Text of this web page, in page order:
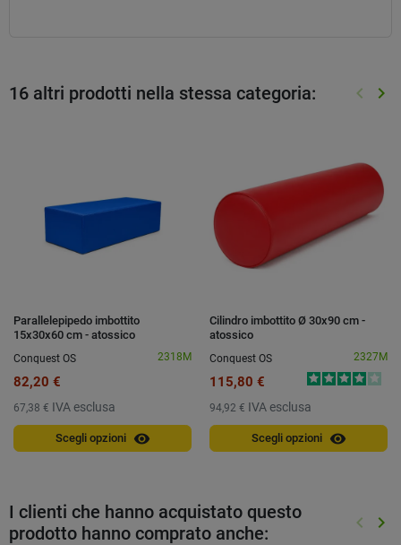
16 altri prodotti nella stessa categoria: keyboard_arrow_left keyboard_arrow_right
Parallelepipedo imbottito
15x30x60 cm - atossico
Conquest OS
2318M
82,20 €
67,38 € IVA esclusa
Scegli opzioni visibility
Cilindro imbottito Ø 30x90 cm -
atossico
Conquest OS
2327M
115,80 €
94,92 € IVA esclusa
Scegli opzioni visibility
I clienti che hanno acquistato questo
prodotto hanno comprato anche:
keyboard_arrow_left keyboard_arrow_right